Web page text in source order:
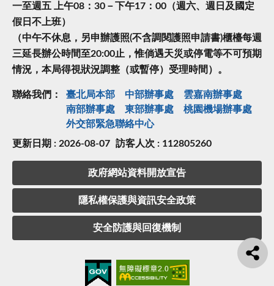
一至週五 上午08：30－下午17：00（週六、週日及國定
假日不上班）
（中午不休息，另申辦護照(不含調閱護照申請書)櫃檯每週
三延長辦公時間至20:00止，惟倘遇天災或停電等不可預期
情況，本局得視狀況調整（或暫停）受理時間）。
聯絡我們： 臺北局本部 中部辦事處
雲嘉南辦事處
南部辦事處
東部辦事處
桃園機場辦事處
外交部緊急聯絡中⼼
更新日期 : 2026-08-07 訪客人次 : 112805260
政府網站資料開放宣告
隱私權保護與資訊安全政策
安全防護與回復機制